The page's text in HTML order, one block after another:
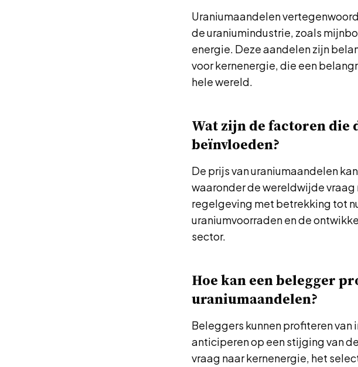
Uraniumaandelen
de uraniumindustrie, zoals
energie. Deze aandelen zijn
voor kernenergie, die een
hele wereld.
Wat zijn de factoren die
beïnvloeden?
De prijs van uraniumaandelen
waaronder de wereldwijde
regelgeving met betrekking tot
uraniumvoorraden en de
sector.
Hoe kan een belegger
uraniumaandelen?
Beleggers kunnen profiteren
anticiperen op een stijging van
vraag naar kernenergie, het